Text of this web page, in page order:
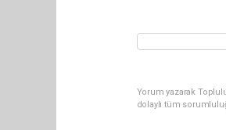
Yorum yazarak
dolaylı tüm